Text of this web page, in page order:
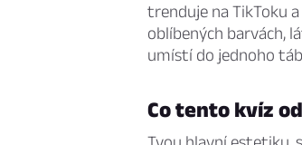
trenduje na TikToku
oblíbených barvách,
umístí do jednoho
Co tento kvíz